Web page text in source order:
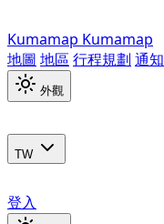
Kumamap Kumamap
地圖 地區 行程規劃 通知
外觀
TW
登入